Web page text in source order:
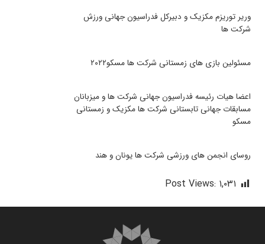
وریر توریزم مکزیک و دبیرکل فدراسیون جهانی ورزش
شرکت ها
مسئولین بازی های زمستانی شرکت ها مسکو۲۰۲۲
اعضا هیات رئیسه فدراسیون جهانی شرکت ها و میزبانان
مسابقات جهانی تابستانی شرکت ها مکزیک و زمستانی
مسکو
روسای انجمن های ورزشی شرکت ها یونان و هند
Post Views: ۱,۰۳۱